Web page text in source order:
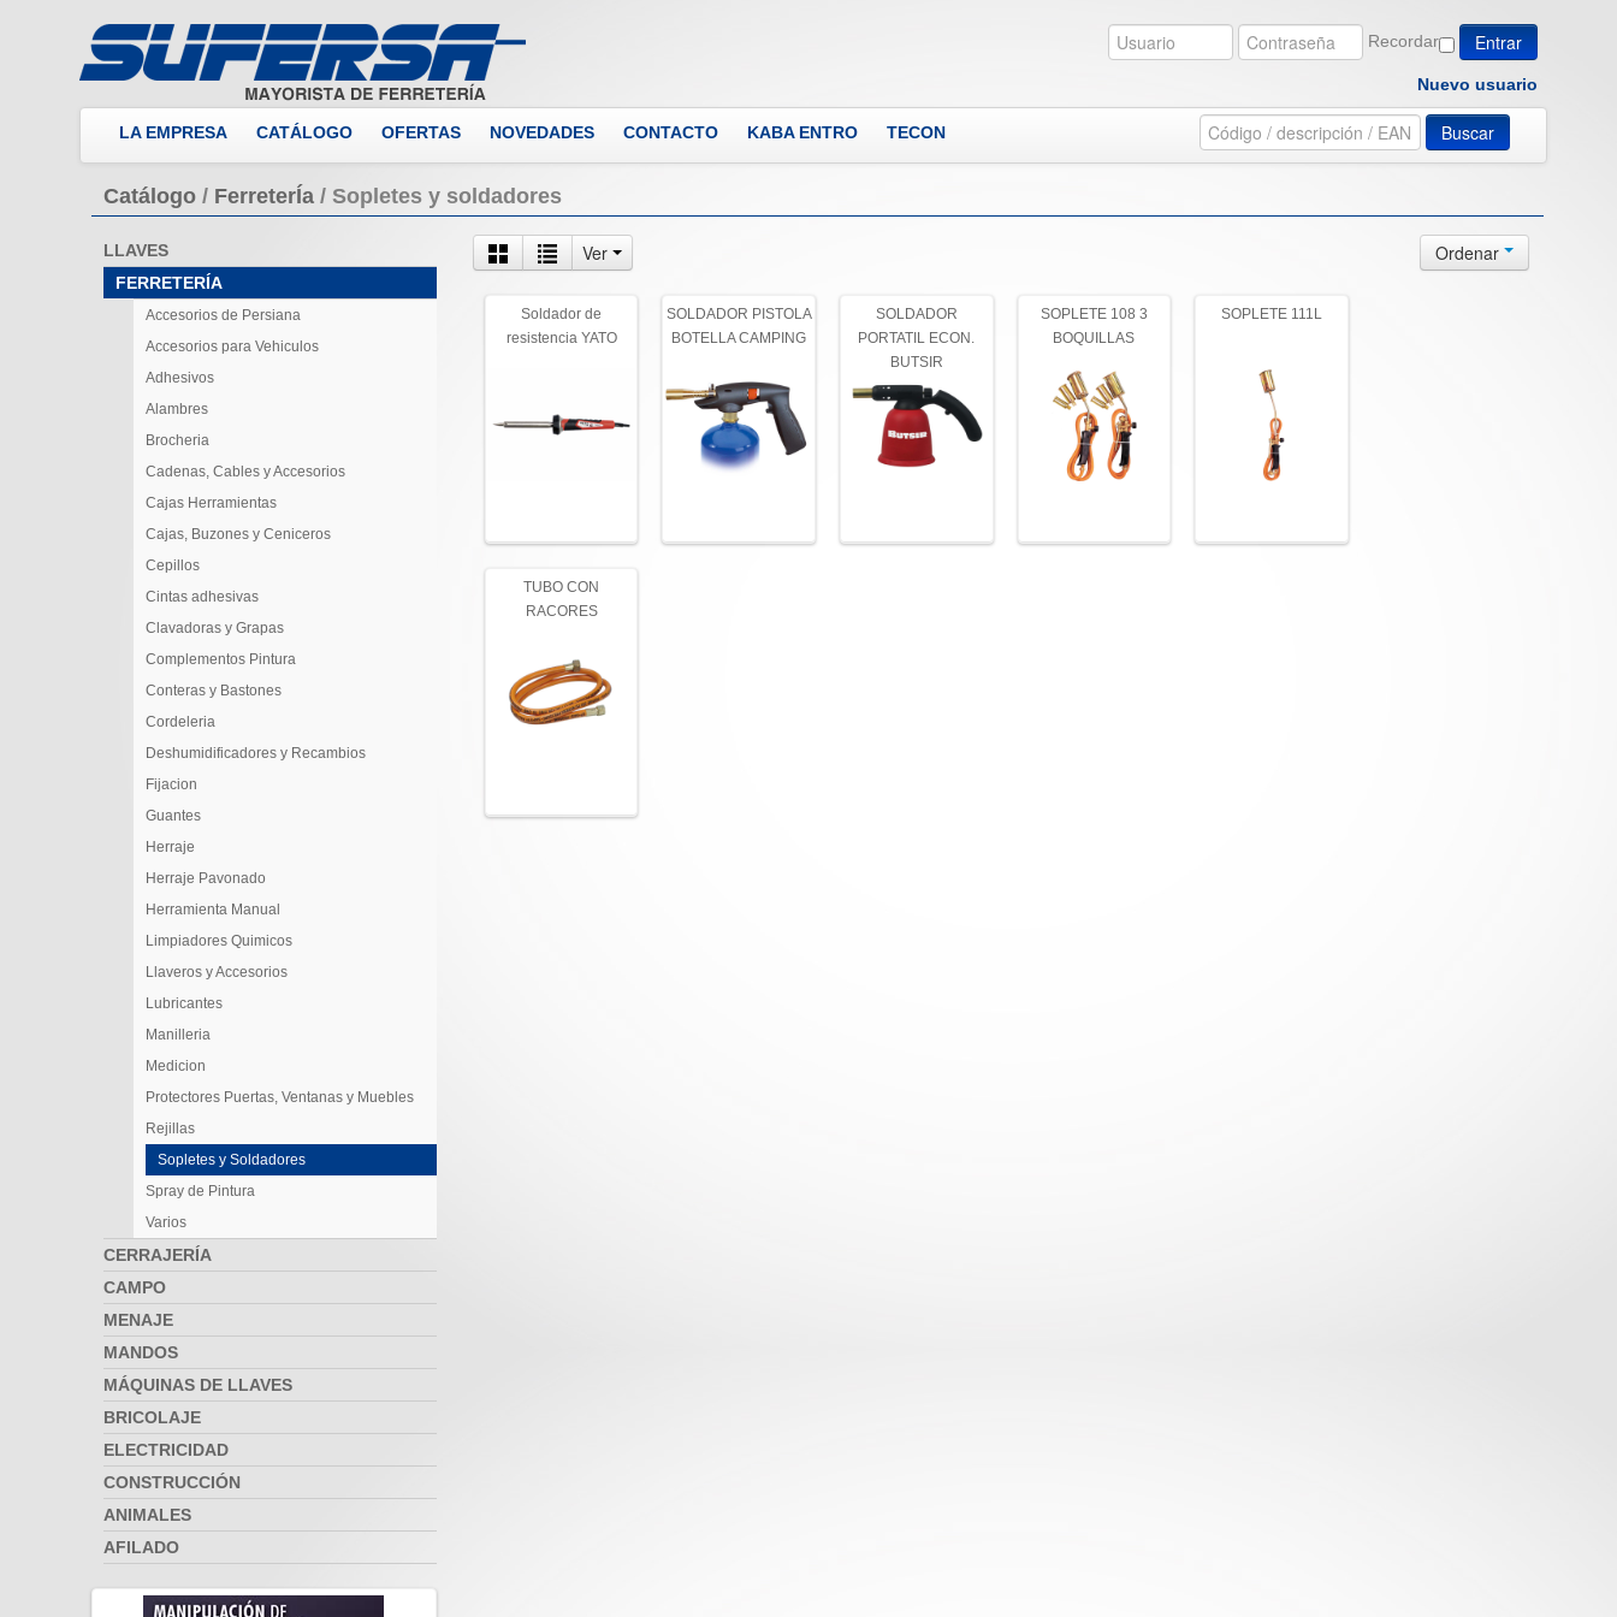
Recordar
Nuevo usuario
LA EMPRESA CATÁLOGO OFERTAS NOVEDADES CONTACTO KABA ENTRO TECON Buscar
Catálogo / FerreterÍa / Sopletes y soldadores
LLAVES
FERRETERÍA
Accesorios de Persiana
Accesorios para Vehiculos
Adhesivos
Alambres
Brocheria
Cadenas, Cables y Accesorios
Cajas Herramientas
Cajas, Buzones y Ceniceros
Cepillos
Cintas adhesivas
Clavadoras y Grapas
Complementos Pintura
Conteras y Bastones
Cordeleria
Deshumidificadores y Recambios
Fijacion
Guantes
Herraje
Herraje Pavonado
Herramienta Manual
Limpiadores Quimicos
Llaveros y Accesorios
Lubricantes
Manilleria
Medicion
Protectores Puertas, Ventanas y Muebles
Rejillas
Sopletes y Soldadores
Spray de Pintura
Varios
CERRAJERÍA
CAMPO
MENAJE
MANDOS
MÁQUINAS DE LLAVES
BRICOLAJE
ELECTRICIDAD
CONSTRUCCIÓN
ANIMALES
AFILADO
Ver Ordenar
Soldador de
resistencia YATO
SOLDADOR PISTOLA
BOTELLA CAMPING
SOLDADOR
PORTATIL ECON.
BUTSIR
SOPLETE 108 3
BOQUILLAS
SOPLETE 111L
TUBO CON
RACORES